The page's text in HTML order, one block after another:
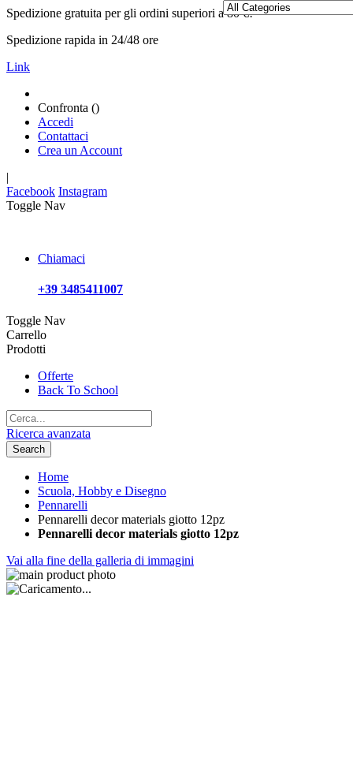
Spedizione gratuita per gli ordini superiori a 80 €!
Spedizione rapida in 24/48 ore
Link
Confronta ()
Accedi
Contattaci
Crea un Account
|
Facebook Instagram
Toggle Nav
Chiamaci
+39 3485411007
Toggle Nav
Carrello
Prodotti
Offerte
Back To School
Ricerca avanzata
Search
Home
Scuola, Hobby e Disegno
Pennarelli
Pennarelli decor materials giotto 12pz
Pennarelli decor materials giotto 12pz
Vai alla fine della galleria di immagini